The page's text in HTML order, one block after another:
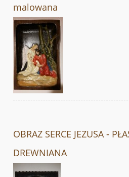
malowana
OBRAZ SERCE JEZUSA -
DREWNIANA